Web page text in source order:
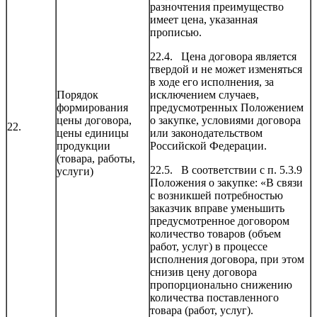
22.
Порядок
формирования
цены договора,
цены единицы
продукции
(товара, работы,
услуги)
разночтения преимущество
имеет цена, указанная
прописью.
22.4. Цена договора является
твердой и не может изменяться
в ходе его исполнения, за
исключением случаев,
предусмотренных Положением
о закупке, условиями договора
или законодательством
Российской Федерации.
22.5. В соответствии с п. 5.3.9
Положения о закупке: «В связи
с возникшей потребностью
заказчик вправе уменьшить
предусмотренное договором
количество товаров (объем
работ, услуг) в процессе
исполнения договора, при этом
снизив цену договора
пропорционально снижению
количества поставленного
товара (работ, услуг).